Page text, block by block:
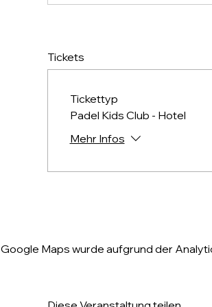
Tickets
Tickettyp
Padel Kids Club - Hotel
Mehr Infos
Google Maps wurde aufgrund der